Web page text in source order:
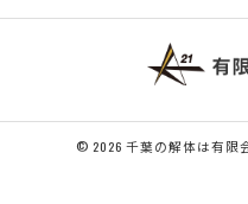
© 2026 千葉の解体は有限会